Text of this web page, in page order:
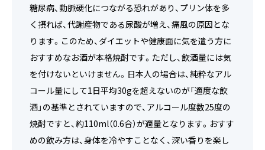
糖尿病、動脈硬化につながる恐れがあり、プリン体を多
く摂れば、代謝産物である尿酸が増え、痛風の原因とな
ります。このため、ダイエットや健康面に気を遣う方に
おすすめなお酒が本格焼酎です。ただし、飲酒量には気
を付けないといけません。日本人の場合は、純粋なアル
コール量にして1日平均30gを超えないのが「適度な飲
酒」の基準とされていますので、アルコール度数25度の
焼酎ですと、約110ml（0.6合）が適量となります。おすす
めの飲み方は、身体を冷やすことなく、深い香りを楽し